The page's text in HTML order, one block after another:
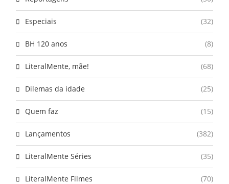
Especiais (32)
BH 120 anos (8)
LiteralMente, mãe! (68)
Dilemas da idade (25)
Quem faz (15)
Lançamentos (382)
LiteralMente Séries (35)
LiteralMente Filmes (70)